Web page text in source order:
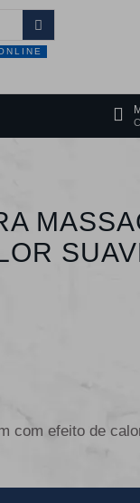
com efeito de